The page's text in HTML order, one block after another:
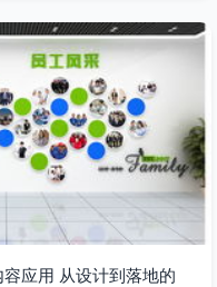
应用 从设计到落地的